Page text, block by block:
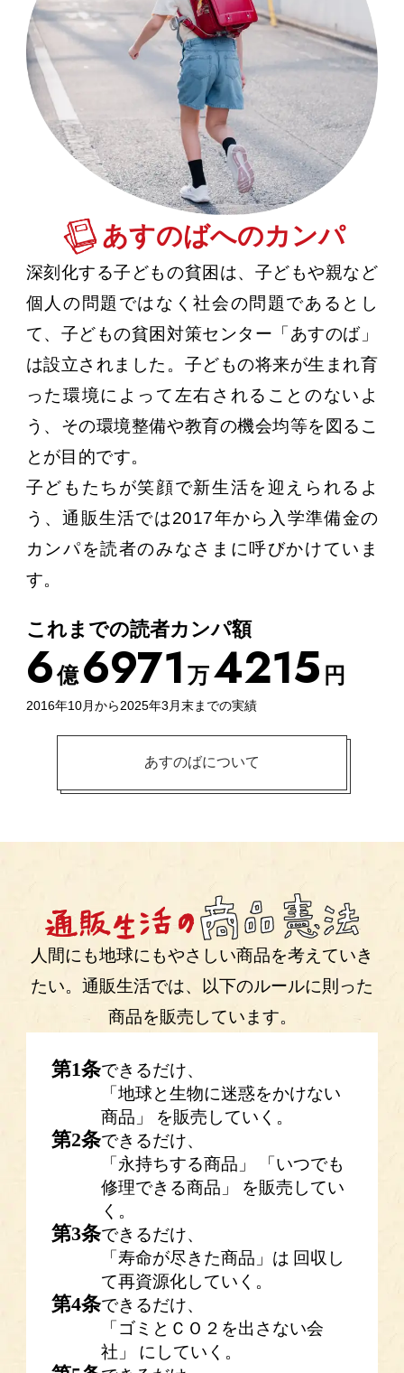
あすのばへのカンパ
深刻化する子どもの貧困は、子どもや親など
個人の問題ではなく社会の問題であるとし
て、子どもの貧困対策センター「あすのば」
は設立されました。子どもの将来が生まれ育
った環境によって左右されることのないよ
う、その環境整備や教育の機会均等を図るこ
とが目的です。
子どもたちが笑顔で新生活を迎えられるよ
う、通販生活では2017年から入学準備金の
カンパを読者のみなさまに呼びかけていま
す。
これまでの読者カンパ額
6億 6971 万4215 円
2016年10月から2025年3月末までの実績
あすのばについて
人間にも地球にもやさしい商品を考えていき
たい。 通販生活では、以下のルールに則った
商品を販売しています。
第1条できるだけ、
「地球と生物に迷惑をかけない
商品」
を販売していく。
第2条できるだけ、
「永持ちする商品」
「いつでも
修理できる商品」
を販売してい
く。
第3条できるだけ、
「寿命が尽きた商品」は 回収し
て再資源化していく。
第4条できるだけ、
「ゴミとＣＯ２を出さない会
社」
にしていく。